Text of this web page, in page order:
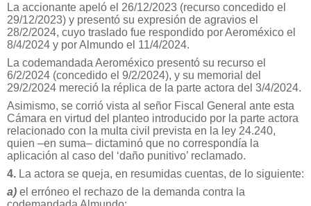
La accionante apeló el 26/12/2023 (recurso concedido el
29/12/2023) y presentó su expresión de agravios el
28/2/2024, cuyo traslado fue respondido por Aeroméxico el
8/4/2024 y por Almundo el 11/4/2024.
La codemandada Aeroméxico presentó su recurso el
6/2/2024 (concedido el 9/2/2024), y su memorial del
29/2/2024 mereció la réplica de la parte actora del 3/4/2024.
Asimismo, se corrió vista al señor Fiscal General ante esta
Cámara en virtud del planteo introducido por la parte actora
relacionado con la multa civil prevista en la ley 24.240,
quien –en suma– dictaminó que no correspondía la
aplicación al caso del ‘daño punitivo’ reclamado.
4. La actora se queja, en resumidas cuentas, de lo siguiente:
a) el erróneo el rechazo de la demanda contra la